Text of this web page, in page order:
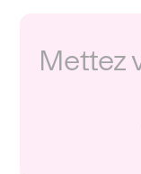
Mettez